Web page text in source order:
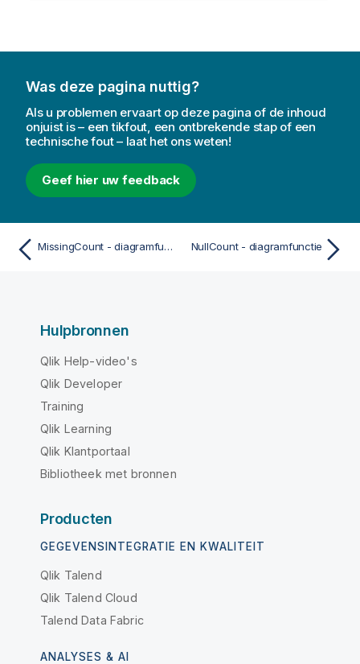
Was deze pagina nuttig?
Als u problemen ervaart op deze pagina of de inhoud
onjuist is – een tikfout, een ontbrekende stap of een
technische fout – laat het ons weten!
Geef hier uw feedback
MissingCount - diagramfunctie NullCount - diagramfunctie
Hulpbronnen
Qlik Help-video's
Qlik Developer
Training
Qlik Learning
Qlik Klantportaal
Bibliotheek met bronnen
Producten
GEGEVENSINTEGRATIE EN KWALITEIT
Qlik Talend
Qlik Talend Cloud
Talend Data Fabric
ANALYSES & AI